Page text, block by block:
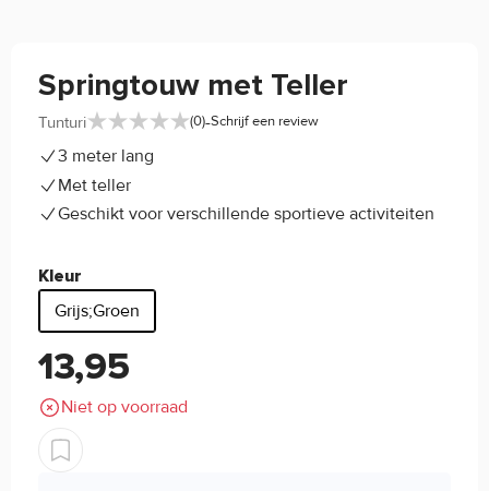
Springtouw met Teller
Tunturi (0)-Schrijf een review
3 meter lang
Met teller
Geschikt voor verschillende sportieve activiteiten
Kleur
Grijs;Groen
13,95
Niet op voorraad